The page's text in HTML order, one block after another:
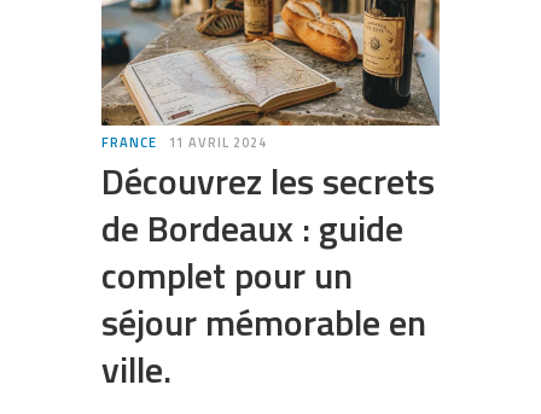
FRANCE 11 AVRIL 2024
Découvrez les secrets
de Bordeaux : guide
complet pour un
séjour mémorable en
ville.